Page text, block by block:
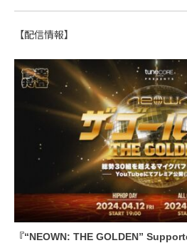
【配信情報】
『“NEOWN: THE GOLDEN”